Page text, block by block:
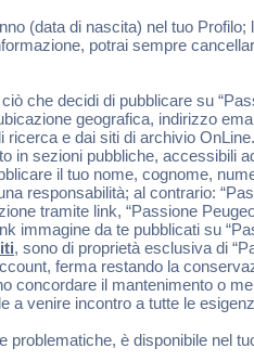
(data di nascita) nel tuo
potrai sempre
che decidi di pubblicare su
geografica, indirizzo
e dai siti di archivio
in sezioni pubbliche,
il tuo nome, cognome,
responsabilità; al contrario:
tramite link, “Passione
immagine da te pubblicati su
, sono di proprietà esclusiva di
ferma restando la
concordare il mantenimento o
a venire incontro a tutte le
è disponibile nel